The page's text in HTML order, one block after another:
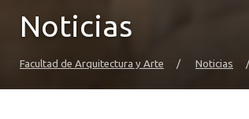
Noticias
Facultad de Arquitectura y Arte / Noticias /